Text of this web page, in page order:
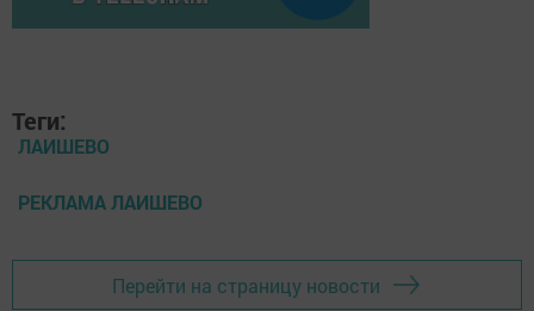
Теги:
ЛАИШЕВО
РЕКЛАМА ЛАИШЕВО
Перейти на страницу новости